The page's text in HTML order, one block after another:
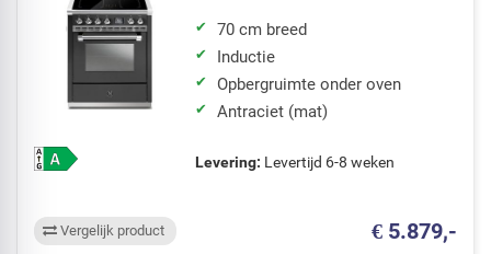
70 cm breed
Inductie
Opbergruimte onder oven
Antraciet (mat)
Levering: Levertijd 6-8 weken
€ 5.879,-
Vergelijk product